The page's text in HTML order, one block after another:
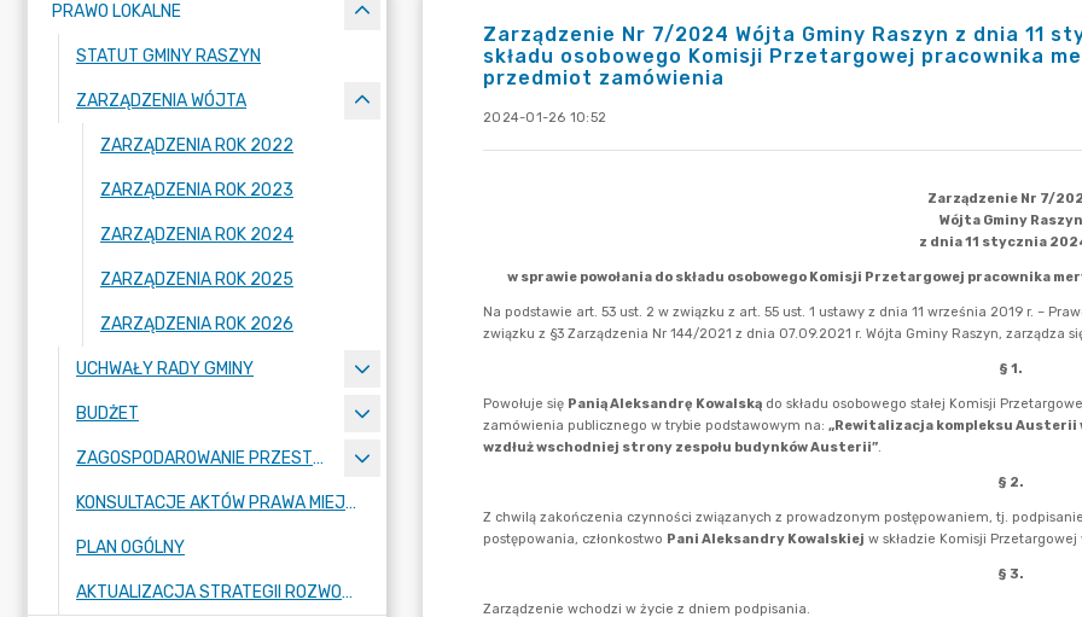
PRAWO LOKALNE
STATUT GMINY RASZYN
ZARZĄDZENIA WÓJTA
ZARZĄDZENIA ROK 2022
ZARZĄDZENIA ROK 2023
ZARZĄDZENIA ROK 2024
ZARZĄDZENIA ROK 2025
ZARZĄDZENIA ROK 2026
UCHWAŁY RADY GMINY
BUDŻET
ZAGOSPODAROWANIE PRZESTRZENNE
KONSULTACJE AKTÓW PRAWA MIEJSCOWEGO I INNYCH AKTÓW PRAWNYCH
PLAN OGÓLNY
AKTUALIZACJA STRATEGII ROZWOJU GMINY RASZYN
Zarządzenie Nr 7/2024 Wójta Gminy Raszyn z dnia 11
składu osobowego Komisji Przetargowej pracownika
przedmiot zamówienia
2024-01-26 10:52